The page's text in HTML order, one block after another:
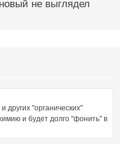
не выглядел
других "органических"
и будет долго "фонить" в